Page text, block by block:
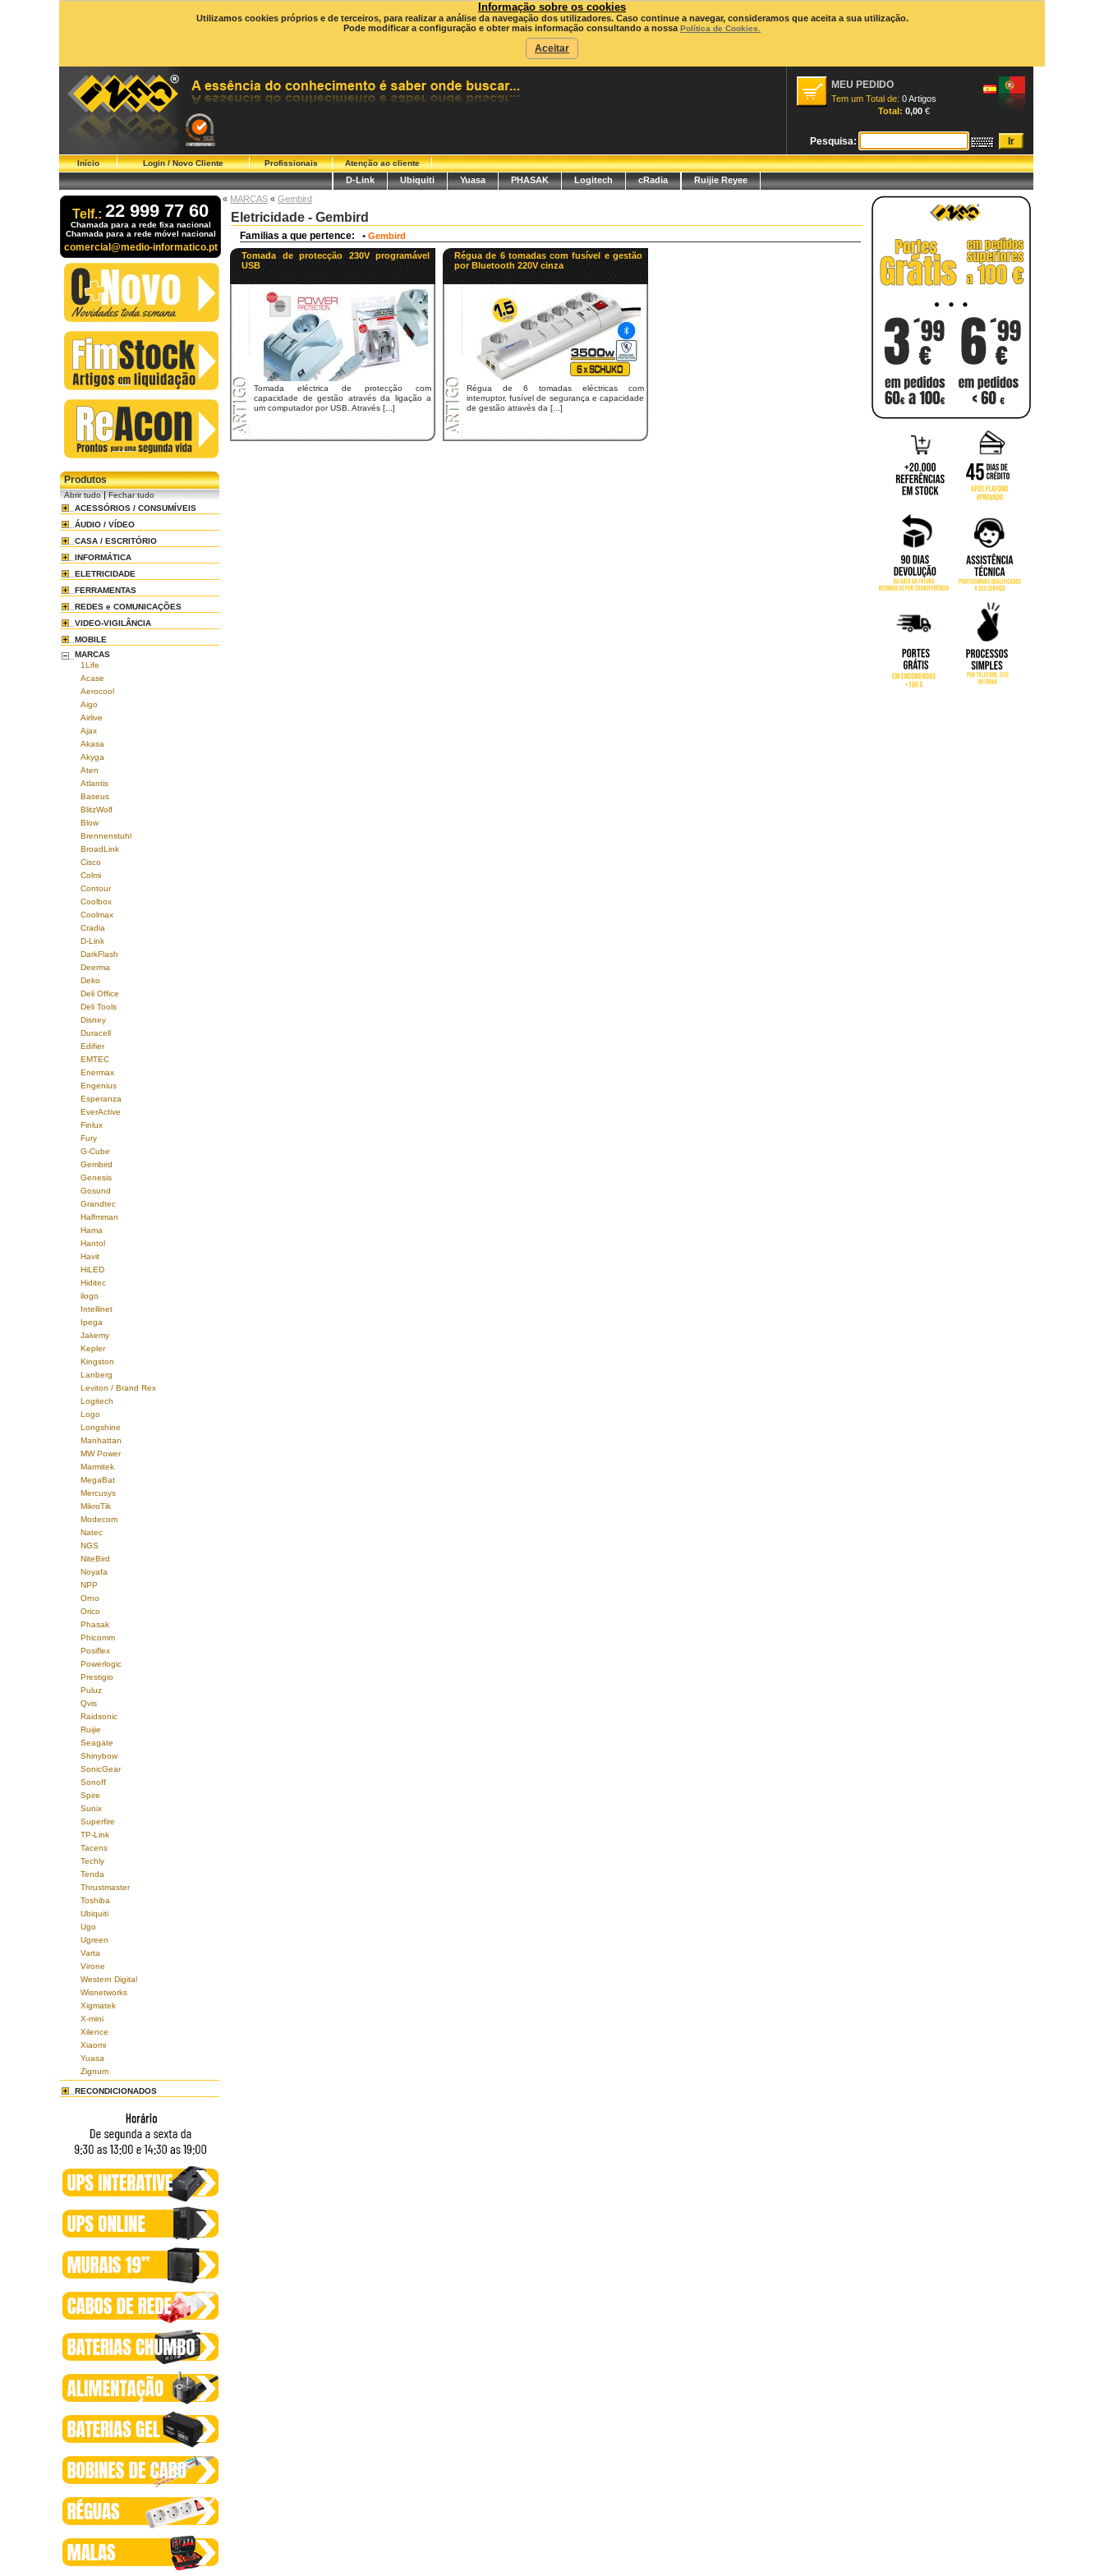
Informação sobre os cookies
Utilizamos cookies próprios e de terceiros, para realizar a análise da navegação dos utilizadores. Caso continue a navegar, consideramos que aceita a sua utilização.
Pode modificar a configuração e obter mais informação consultando a nossa Política de Cookies.
Aceitar
MEU PEDIDO
Tem um Total de: 0 Artigos
Total: 0,00 €
Pesquisa:
Início Login / Novo Cliente Profissionais Atenção ao cliente
D-Link Ubiquiti Yuasa PHASAK Logitech cRadia Ruijie Reyee
Telf.: 22 999 77 60
Chamada para a rede fixa nacional
Chamada para a rede móvel nacional
comercial@medio-informatico.pt
Produtos
Abrir tudo|Fechar tudo
ACESSÓRIOS / CONSUMÍVEIS
ÁUDIO / VÍDEO
CASA / ESCRITÓRIO
INFORMÁTICA
ELETRICIDADE
FERRAMENTAS
REDES e COMUNICAÇÕES
VIDEO-VIGILÂNCIA
MOBILE
MARCAS
1Life
Acase
Aerocool
Aigo
Airlive
Ajax
Akasa
Akyga
Aten
Atlantis
Baseus
BlitzWolf
Blow
Brennenstuhl
BroadLink
Cisco
Colmi
Contour
Coolbox
Coolmax
Cradia
D-Link
DarkFlash
Deerma
Deko
Deli Office
Deli Tools
Disney
Duracell
Edifier
EMTEC
Enermax
Engenius
Esperanza
EverActive
Finlux
Fury
G-Cube
Gembird
Genesis
Gosund
Grandtec
Halfmman
Hama
Hantol
Havit
HiLED
Hiditec
ilogo
Intellinet
Ipega
Jakemy
Kepler
Kingston
Lanberg
Leviton / Brand Rex
Logitech
Logo
Longshine
Manhattan
MW Power
Marmitek
MegaBat
Mercusys
MikroTik
Modecom
Natec
NGS
NiteBird
Noyafa
NPP
Orno
Orico
Phasak
Phicomm
Posiflex
Powerlogic
Prestigio
Puluz
Qvis
Raidsonic
Ruijie
Seagate
Shinybow
SonicGear
Sonoff
Spire
Sunix
Superfire
TP-Link
Tacens
Techly
Tenda
Thrustmaster
Toshiba
Ubiquiti
Ugo
Ugreen
Varta
Virone
Western Digital
Wisnetworks
Xigmatek
X-mini
Xilence
Xiaomi
Yuasa
Zignum
RECONDICIONADOS
« MARCAS « Gembird
Eletricidade - Gembird
Familias a que pertence: • Gembird
Tomada de protecção 230V programável
USB
Tomada eléctrica de protecção com
capacidade de gestão através da ligação a
um computador por USB. Através [...]
Régua de 6 tomadas com fusível e gestão
por Bluetooth 220V cinza
Régua de 6 tomadas eléctricas com
interruptor, fusível de segurança e capacidade
de gestão através da [...]